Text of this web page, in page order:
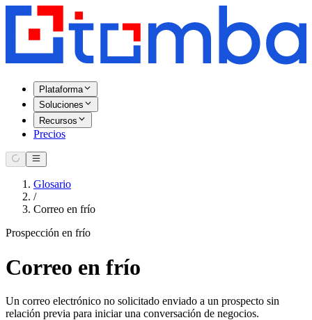
Plataforma
Soluciones
Recursos
Precios
Glosario
/
Correo en frío
Prospección en frío
Correo en frío
Un correo electrónico no solicitado enviado a un prospecto sin
relación previa para iniciar una conversación de negocios.